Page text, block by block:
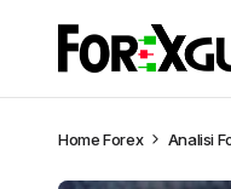
HomeForex Analisi